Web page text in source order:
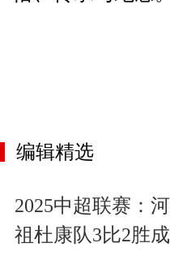
编辑精选
2025中超联赛：
祖杜康队3比2胜